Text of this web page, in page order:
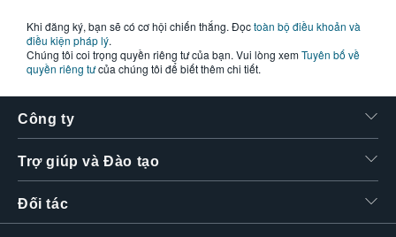
Khi đăng ký, bạn sẽ có cơ hội chiến thắng. Đọctoàn bộ điều khoản và
điều kiện pháp lý.
Chúng tôi coi trọng quyền riêng tư của bạn. Vui lòng xemTuyên bố về
quyền riêng tưcủa chúng tôi để biết thêm chi tiết.
Công ty
Trợ giúp và Đào tạo
Đối tác